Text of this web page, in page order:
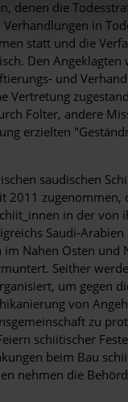
denen die
in
statt und die
Den
und
Vertretung
Folter, andere
erzielten
saudischen
2011 zugenommen,
in der von
Saudi-
im Nahen Osten und
Seither
um gegen
von
zu
schiitischer
beim Bau
nehmen die